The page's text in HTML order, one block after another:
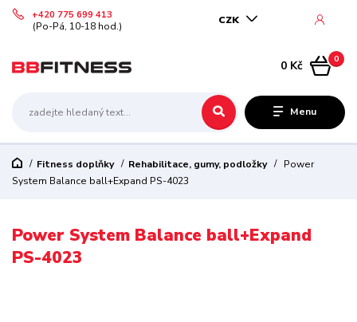
Menu
CZK
+420 775 699 413
(Po-Pá, 10-18 hod.)
0
0 Kč
Fitness doplňky Rehabilitace, gumy, podložky
Power
System Balance ball+Expand PS-4023
Power System Balance ball+Expand
PS-4023